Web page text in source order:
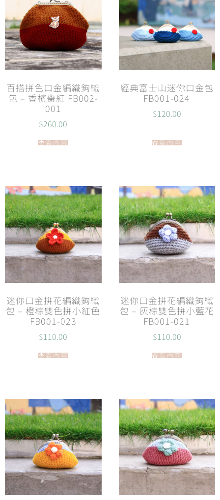
百搭拼色口金編織鉤織
包 – 香檳棗紅 FB002-
001
$260.00
查看內容
經典富士山迷你口金包
FB001-024
$120.00
查看內容
迷你口金拼花編織鉤織
包 – 橙棕雙色拼小紅色
FB001-023
$110.00
查看內容
迷你口金拼花編織鉤織
包 – 灰棕雙色拼小藍花
FB001-021
$110.00
查看內容